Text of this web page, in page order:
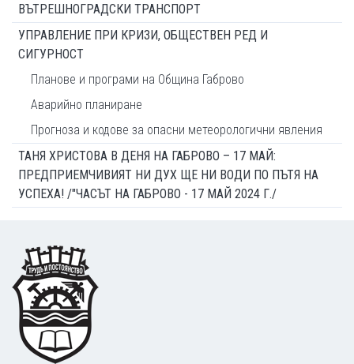
ВЪТРЕШНОГРАДСКИ ТРАНСПОРТ
УПРАВЛЕНИЕ ПРИ КРИЗИ, ОБЩЕСТВЕН РЕД И
СИГУРНОСТ
Планове и програми на Община Габрово
Аварийно планиране
Прогноза и кодове за опасни метеорологични явления
ТАНЯ ХРИСТОВА В ДЕНЯ НА ГАБРОВО – 17 МАЙ:
ПРЕДПРИЕМЧИВИЯТ НИ ДУХ ЩЕ НИ ВОДИ ПО ПЪТЯ НА
УСПЕХА! /"ЧАСЪТ НА ГАБРОВО - 17 МАЙ 2024 Г./
Footer